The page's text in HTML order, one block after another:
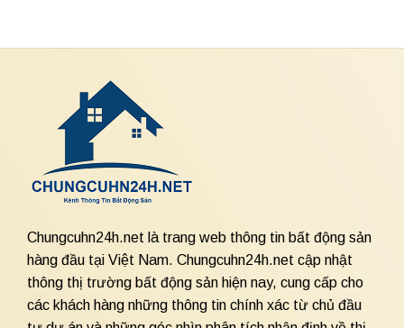
Chungcuhn24h.net là trang web thông tin bất động sản
hàng đầu tại Việt Nam. Chungcuhn24h.net cập nhật
thông thị trường bất động sản hiện nay, cung cấp cho
các khách hàng những thông tin chính xác từ chủ đầu